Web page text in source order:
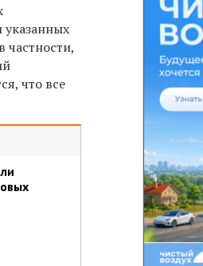
что все